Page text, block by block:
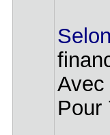
Avec
Pour